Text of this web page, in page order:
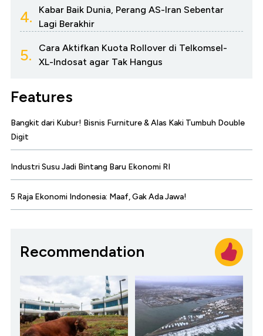
4.
Kabar Baik Dunia, Perang AS-Iran Sebentar
Lagi Berakhir
5.
Cara Aktifkan Kuota Rollover di Telkomsel-
XL-Indosat agar Tak Hangus
Features
Bangkit dari Kubur! Bisnis Furniture & Alas Kaki Tumbuh Double
Digit
Industri Susu Jadi Bintang Baru Ekonomi RI
5 Raja Ekonomi Indonesia: Maaf, Gak Ada Jawa!
Recommendation